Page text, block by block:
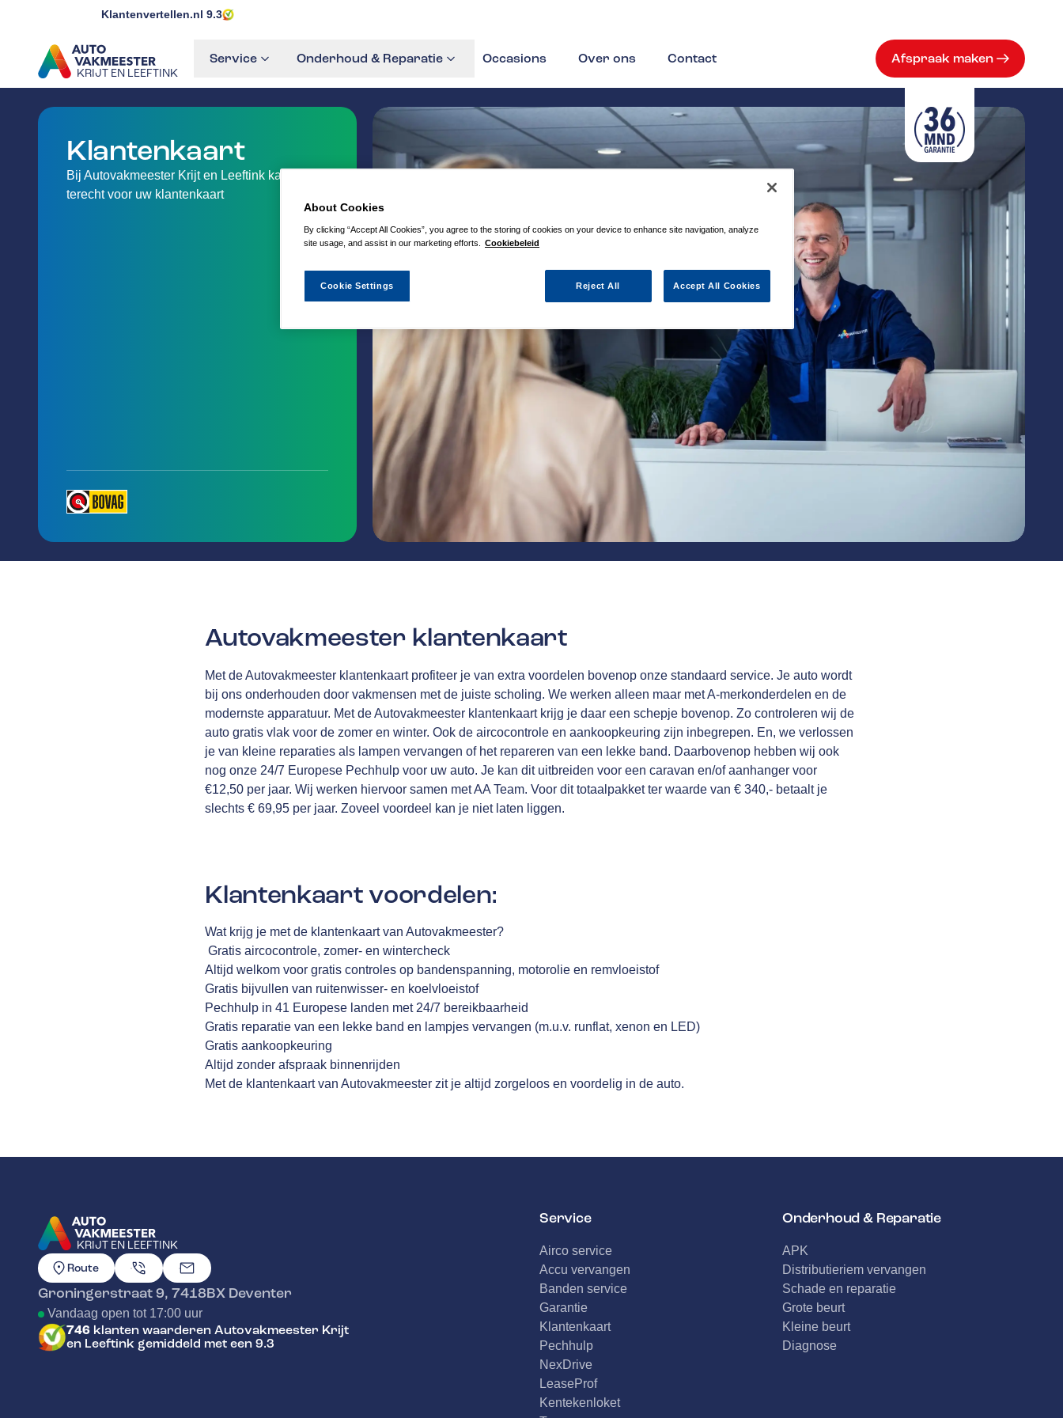
Klantenvertellen.nl 9.3
KRIJT EN LEEFTINK
GA NAAR DE HOMEPAGINA
Service Onderhoud & Reparatie Occasions Over ons Contact Afspraak maken
Klantenkaart
Bij Autovakmeester Krijt en Leeftink kan je
terecht voor uw klantenkaart
Autovakmeester klantenkaart
Met de Autovakmeester klantenkaart profiteer je van extra voordelen bovenop onze standaard service. Je auto wordt
bij ons onderhouden door vakmensen met de juiste scholing. We werken alleen maar met A-merkonderdelen en de
modernste apparatuur. Met de Autovakmeester klantenkaart krijg je daar een schepje bovenop. Zo controleren wij de
auto gratis vlak voor de zomer en winter. Ook de aircocontrole en aankoopkeuring zijn inbegrepen. En, we verlossen
je van kleine reparaties als lampen vervangen of het repareren van een lekke band. Daarbovenop hebben wij ook
nog onze 24/7 Europese Pechhulp voor uw auto. Je kan dit uitbreiden voor een caravan en/of aanhanger voor
€12,50 per jaar. Wij werken hiervoor samen metAA Team. Voor dit totaalpakket ter waarde van € 340,- betaalt je
slechts € 69,95 per jaar. Zoveel voordeel kan je niet laten liggen.
Klantenkaart voordelen:
Wat krijg je met de klantenkaart van Autovakmeester?
Gratis aircocontrole, zomer- en wintercheck
Altijd welkom voor gratis controles op bandenspanning, motorolie en remvloeistof
Gratis bijvullen van ruitenwisser- en koelvloeistof
Pechhulp in 41 Europese landen met 24/7 bereikbaarheid
Gratis reparatie van een lekke band en lampjes vervangen (m.u.v. runflat, xenon en LED)
Gratis aankoopkeuring
Altijd zonder afspraak binnenrijden
Met de klantenkaart van Autovakmeester zit je altijd zorgeloos en voordelig in de auto.
KRIJT EN LEEFTINK
GA NAAR DE HOMEPAGINA
Route
Groningerstraat 9, 7418BX Deventer
Vandaag open tot 17:00 uur
746 klanten waarderen Autovakmeester Krijt
en Leeftink gemiddeld met een 9.3
Service
Airco service
Accu vervangen
Banden service
Garantie
Klantenkaart
Pechhulp
NexDrive
LeaseProf
Kentekenloket
Onderhoud & Reparatie
APK
Distributieriem vervangen
Schade en reparatie
Grote beurt
Kleine beurt
Diagnose
About Cookies
By clicking “Accept All Cookies”, you agree to the storing of cookies on your device to enhance site navigation, analyze
site usage, and assist in our marketing efforts.
Cookiebeleid
Reject All Accept All Cookies
Cookie Settings